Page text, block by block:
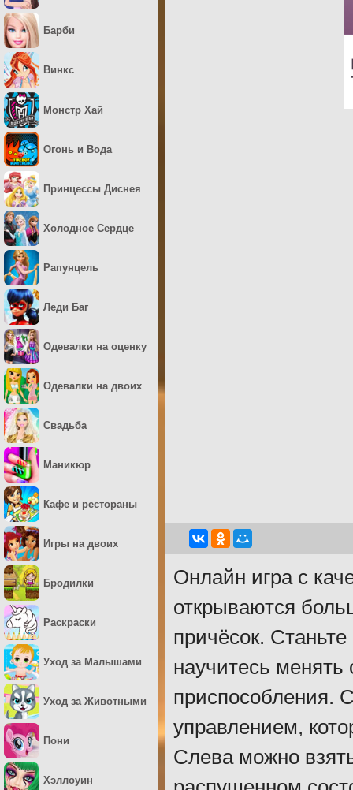
Онлайн игра с
открываются
причёсок.
научитесь
приспособления.
управлением,
Слева можно
Барби
Винкс
Монстр Хай
Огонь и Вода
Принцессы Диснея
Холодное Сердце
Рапунцель
Леди Баг
Одевалки на оценку
Одевалки на двоих
Свадьба
Маникюр
Кафе и рестораны
Игры на двоих
Бродилки
Раскраски
Уход за Малышами
Уход за Животными
Пони
Хэллоуин